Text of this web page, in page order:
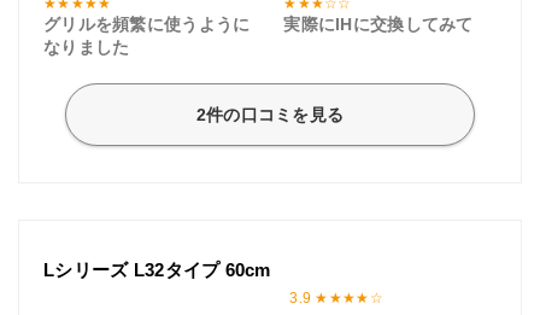
グリルを頻繁に使うように
なりました
実際にIHに交換してみて
2件の口コミを見る
Lシリーズ L32タイプ 60cm
3.9